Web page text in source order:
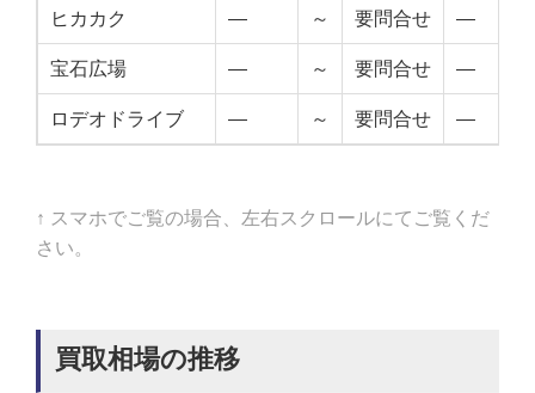
ヒカカク — ～ 要問合せ —
宝石広場 — ～ 要問合せ —
ロデオドライブ — ～ 要問合せ —
↑ スマホでご覧の場合、左右スクロールにてご覧くだ
さい。
買取相場の推移